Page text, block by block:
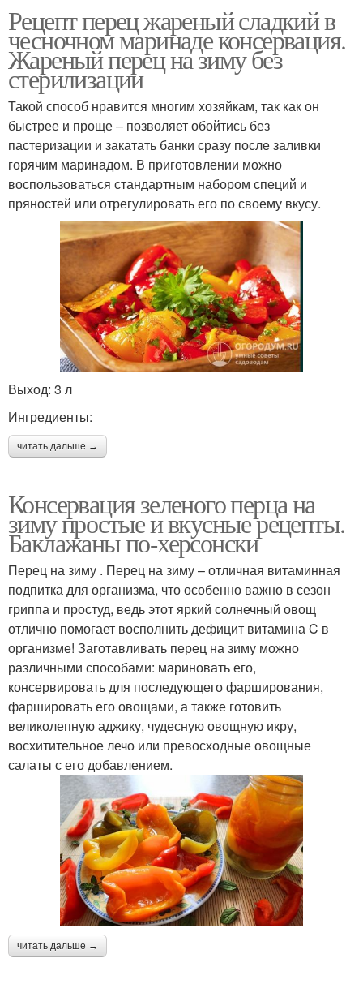
Рецепт перец жареный сладкий в
чесночном маринаде консервация.
Жареный перец на зиму без
стерилизации
Такой способ нравится многим хозяйкам, так как он
быстрее и проще – позволяет обойтись без
пастеризации и закатать банки сразу после заливки
горячим маринадом. В приготовлении можно
воспользоваться стандартным набором специй и
пряностей или отрегулировать его по своему вкусу.
Выход: 3 л
Ингредиенты:
читать дальше →
Консервация зеленого перца на
зиму простые и вкусные рецепты.
Баклажаны по-херсонски
Перец на зиму . Перец на зиму – отличная витаминная
подпитка для организма, что особенно важно в сезон
гриппа и простуд, ведь этот яркий солнечный овощ
отлично помогает восполнить дефицит витамина C в
организме! Заготавливать перец на зиму можно
различными способами: мариновать его,
консервировать для последующего фарширования,
фаршировать его овощами, а также готовить
великолепную аджику, чудесную овощную икру,
восхитительное лечо или превосходные овощные
салаты с его добавлением.
читать дальше →